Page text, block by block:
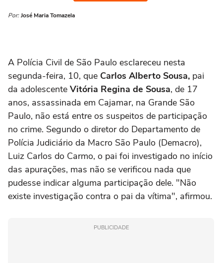
Por: José Maria Tomazela
A Polícia Civil de São Paulo esclareceu nesta
segunda-feira, 10, que Carlos Alberto Sousa, pai
da adolescente Vitória Regina de Sousa, de 17
anos, assassinada em Cajamar, na Grande São
Paulo, não está entre os suspeitos de participação
no crime. Segundo o diretor do Departamento de
Polícia Judiciário da Macro São Paulo (Demacro),
Luiz Carlos do Carmo, o pai foi investigado no início
das apurações, mas não se verificou nada que
pudesse indicar alguma participação dele. "Não
existe investigação contra o pai da vítima", afirmou.
PUBLICIDADE